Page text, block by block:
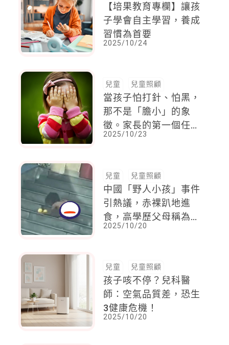
【培果教育專欄】讓孩
子學會自主學習，養成
習慣為首要
2025/10/24
兒童 兒童照顧
當孩子怕打針、怕黑，
那不是「膽小」的象
徵。家長的第一個任務
是理解與共感！
2025/10/23
兒童 兒童照顧
中國「野人小孩」事件
引熱議，赤裸趴地進
食，高學歷父母稱為
「自然生活方式」，不
2025/10/20
兒童 兒童照顧
孩子咳不停？兒科醫
師：空氣品質差，恐生
3健康危機！
2025/10/20